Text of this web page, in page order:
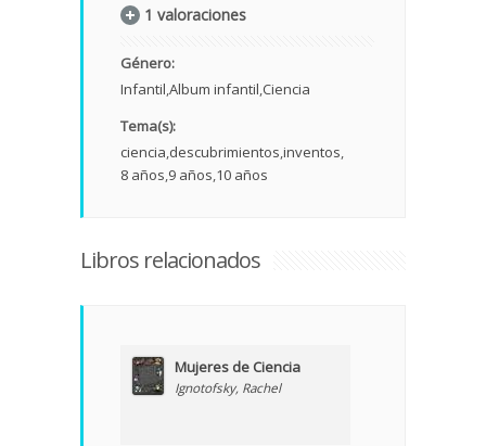
1 valoraciones
Género:
Infantil Album infantil Ciencia
Tema(s):
ciencia descubrimientos inventos
8 años 9 años 10 años
Libros relacionados
Mujeres de Ciencia
Ignotofsky, Rachel